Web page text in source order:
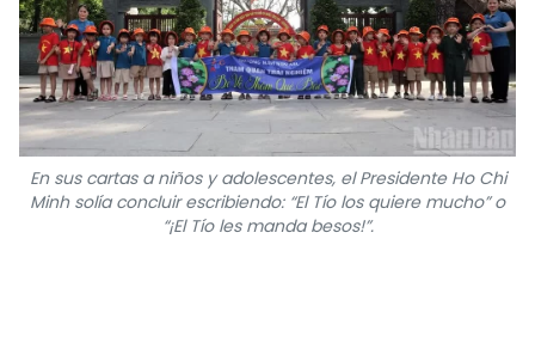
En sus cartas a niños y adolescentes, el Presidente Ho Chi
Minh solía concluir escribiendo: “El Tío los quiere mucho” o
“¡El Tío les manda besos!”.